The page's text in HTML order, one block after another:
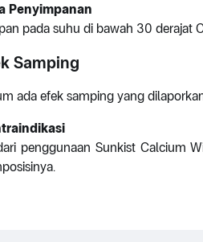
Penyimpanan
pada suhu di bawah 30 derajat
Samping
ada efek samping yang
penggunaan Sunkist Calcium